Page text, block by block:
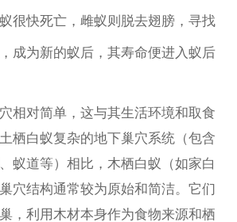
很快死亡，雌蚁则脱去翅膀，寻找
成为新的蚁后，其寿命便进入蚁后
相对简单，这与其生活环境和取食
栖白蚁复杂的地下巢穴系统（包含
蚁道等）相比，木栖白蚁（如家白
穴结构通常较为原始和简洁。它们
，利用木材本身作为食物来源和栖